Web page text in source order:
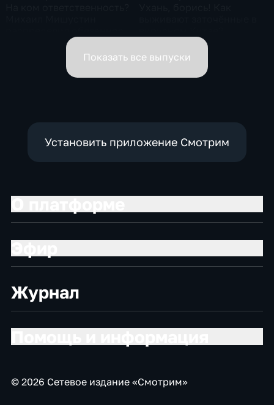
вице-премьеров
Показать все выпуски
Установить приложение Смотрим
Журнал
© 2026 Сетевое издание «Смотрим»